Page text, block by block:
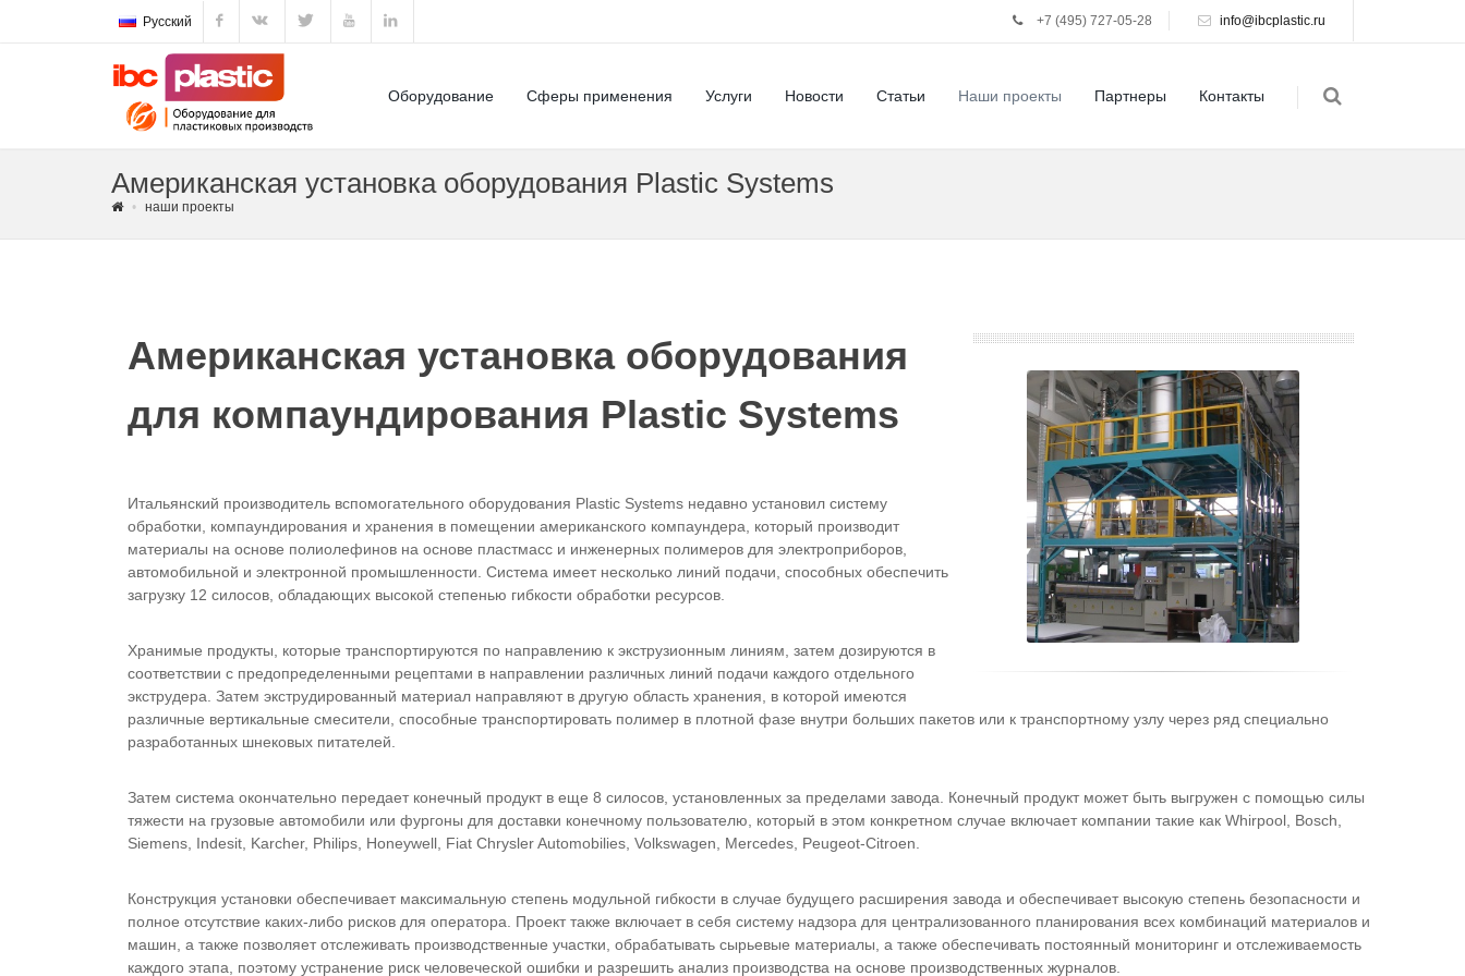
+7 (495) 727-05-28 info@ibcplastic.ru
Русский
Оборудование Сферы применения Услуги Новости Статьи Наши проекты Партнеры Контакты
Американская установка оборудования Plastic Systems
наши проекты
Американская установка оборудования
для компаундирования Plastic Systems
Итальянский производитель вспомогательного оборудования Plastic Systems недавно установил систему
обработки, компаундирования и хранения в помещении американского компаундера, который производит
материалы на основе полиолефинов на основе пластмасс и инженерных полимеров для электроприборов,
автомобильной и электронной промышленности. Система имеет несколько линий подачи, способных обеспечить
загрузку 12 силосов, обладающих высокой степенью гибкости обработки ресурсов.
Хранимые продукты, которые транспортируются по направлению к экструзионным линиям, затем дозируются в
соответствии с предопределенными рецептами в направлении различных линий подачи каждого отдельного
экструдера. Затем экструдированный материал направляют в другую область хранения, в которой имеются
различные вертикальные смесители, способные транспортировать полимер в плотной фазе внутри больших пакетов или к транспортному узлу через ряд специально
разработанных шнековых питателей.
Затем система окончательно передает конечный продукт в еще 8 силосов, установленных за пределами завода. Конечный продукт может быть выгружен с помощью силы
тяжести на грузовые автомобили или фургоны для доставки конечному пользователю, который в этом конкретном случае включает компании такие как Whirpool, Bosch,
Siemens, Indesit, Karcher, Philips, Honeywell, Fiat Chrysler Automobilies, Volkswagen, Mercedes, Peugeot-Citroen.
Конструкция установки обеспечивает максимальную степень модульной гибкости в случае будущего расширения завода и обеспечивает высокую степень безопасности и
полное отсутствие каких-либо рисков для оператора. Проект также включает в себя систему надзора для централизованного планирования всех комбинаций материалов и
машин, а также позволяет отслеживать производственные участки, обрабатывать сырьевые материалы, а также обеспечивать постоянный мониторинг и отслеживаемость
каждого этапа, поэтому устранение риск человеческой ошибки и разрешить анализ производства на основе производственных журналов.